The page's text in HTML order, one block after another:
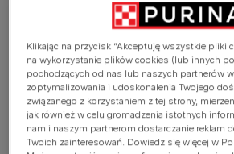
Jak leczyć biegunkę u szczeniaka
Klikając na przycisk “Akceptuję wszystkie pliki
na wykorzystanie plików cookies (lub innych
pochodzących od nas lub naszych partnerów
zoptymalizowania i udoskonalenia Twojego
związanego z korzystaniem z tej strony,
jak również w celu gromadzenia istotnych
nam i naszym partnerom dostarczanie reklam
Twoich zainteresowań. Dowiedz się więcej w